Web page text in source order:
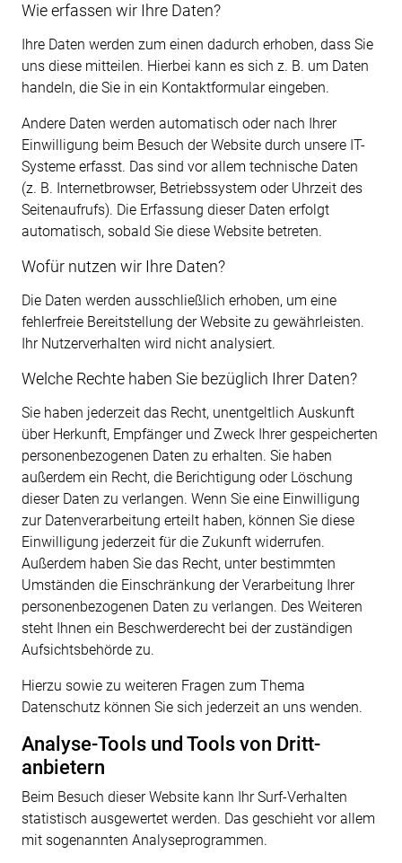
Wie erfassen wir Ihre Daten?
Ihre Daten werden zum einen dadurch erhoben, dass Sie
uns diese mitteilen. Hierbei kann es sich z. B. um Daten
handeln, die Sie in ein Kontaktformular eingeben.
Andere Daten werden automatisch oder nach Ihrer
Einwilligung beim Besuch der Website durch unsere IT-
Systeme erfasst. Das sind vor allem technische Daten
(z. B. Internetbrowser, Betriebssystem oder Uhrzeit des
Seitenaufrufs). Die Erfassung dieser Daten erfolgt
automatisch, sobald Sie diese Website betreten.
Wofür nutzen wir Ihre Daten?
Die Daten werden ausschließlich erhoben, um eine
fehlerfreie Bereitstellung der Website zu gewährleisten.
Ihr Nutzerverhalten wird nicht analysiert.
Welche Rechte haben Sie bezüglich Ihrer Daten?
Sie haben jederzeit das Recht, unentgeltlich Auskunft
über Herkunft, Empfänger und Zweck Ihrer gespeicherten
personenbezogenen Daten zu erhalten. Sie haben
außerdem ein Recht, die Berichtigung oder Löschung
dieser Daten zu verlangen. Wenn Sie eine Einwilligung
zur Datenverarbeitung erteilt haben, können Sie diese
Einwilligung jederzeit für die Zukunft widerrufen.
Außerdem haben Sie das Recht, unter bestimmten
Umständen die Einschränkung der Verarbeitung Ihrer
personenbezogenen Daten zu verlangen. Des Weiteren
steht Ihnen ein Beschwerderecht bei der zuständigen
Aufsichtsbehörde zu.
Hierzu sowie zu weiteren Fragen zum Thema
Datenschutz können Sie sich jederzeit an uns wenden.
Analyse-Tools und Tools von Dritt­
anbietern
Beim Besuch dieser Website kann Ihr Surf-Verhalten
statistisch ausgewertet werden. Das geschieht vor allem
mit sogenannten Analyseprogrammen.